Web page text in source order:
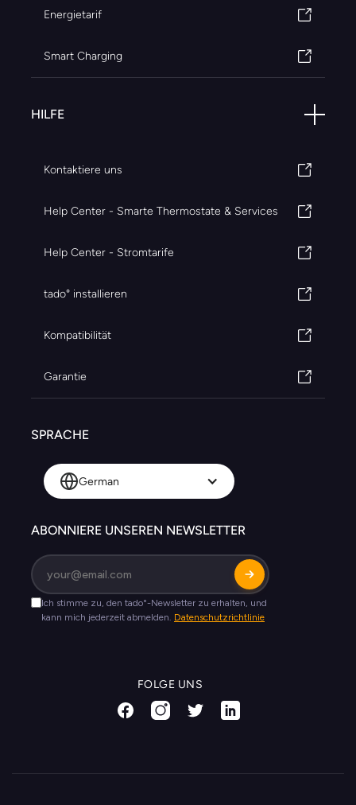
Energietarif
Smart Charging
HILFE
Kontaktiere uns
Help Center - Smarte Thermostate & Services
Help Center - Stromtarife
tado° installieren
Kompatibilität
Garantie
SPRACHE
German
ABONNIERE UNSEREN NEWSLETTER
FOLGE UNS